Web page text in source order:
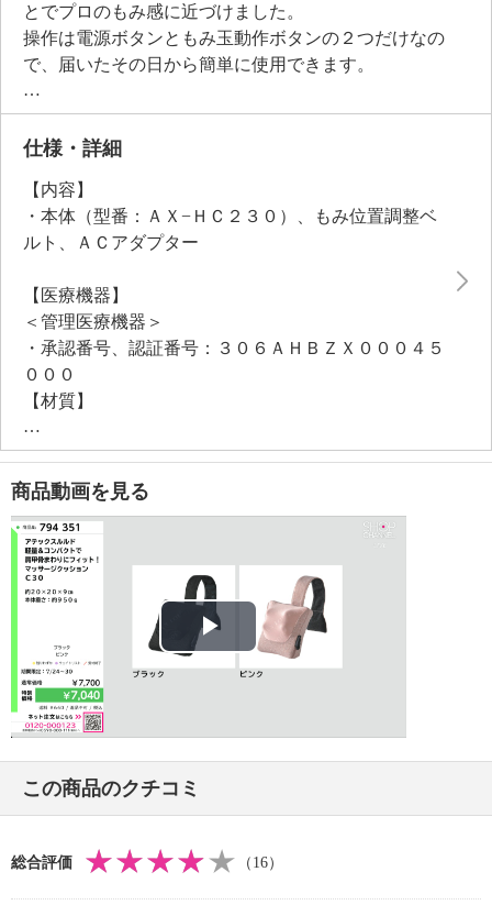
とでプロのもみ感に近づけました。
操作は電源ボタンともみ玉動作ボタンの２つだけなの
で、届いたその日から簡単に使用できます。
もみ玉動作は２種類で、肩甲骨周りにおすすめの“ゆ
らし”モードと、首肩や腰、脚におすすめの“はさ
み”モード。
となく好きな位置でマッサージを堪能できます。
またベルトの裏面には滑り止め加工付き。
約１０分で自動停止するタイマー付きで、カバーは洗
ソファやチェア、座椅子、または床に直接座ってな
ど、さまざまな場所で使えるのも魅力。
毎日のリラックスタイムに活躍してくれるアイテムで
す。
＜使用目的または効果＞
・あんま、マッサージの代用：
疲労回復、血行をよくする、筋肉の疲れをとる、筋
肉のコリをほぐす、 神経痛・筋肉痛の痛みの緩解
仕様・詳細
【内容】
・本体（型番：ＡＸ−ＨＣ２３０）、もみ位置調整ベ
ルト、ＡＣアダプター
【医療機器】
＜管理医療機器＞
・承認番号、認証番号：３０６ＡＨＢＺＸ０００４５
０００
【材質】
・本体：ウレタンフォーム、ＡＢＳ
・表地：ポリエステル
マッサージ部：ポリエステル９７％、ポリウレタン
３％
【サイズ】
・本体：約横２０×長さ２０×高さ９ｃｍ
【重さ】
・本体：約９５０ｇ（もみ位置調整ベルト、アダプタ
【電源】
・ＡＣ１００−２４０Ｖ
【コードの長さ】
・約１．８ｍ
・１２Ｗ
・１回１０分あたり：約０．０６２円、１か月使用
時：約２円
商品動画を見る
Play
この商品のクチコミ
総合評価 （16）